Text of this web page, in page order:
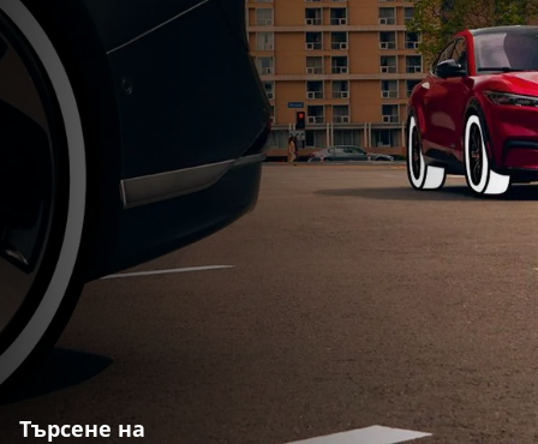
Търсене на